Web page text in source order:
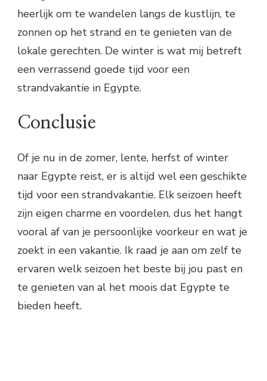
heerlijk om te wandelen langs de kustlijn, te
zonnen op het strand en te genieten van de
lokale gerechten. De winter is wat mij betreft
een verrassend goede tijd voor een
strandvakantie in Egypte.
Conclusie
Of je nu in de zomer, lente, herfst of winter
naar Egypte reist, er is altijd wel een geschikte
tijd voor een strandvakantie. Elk seizoen heeft
zijn eigen charme en voordelen, dus het hangt
vooral af van je persoonlijke voorkeur en wat je
zoekt in een vakantie. Ik raad je aan om zelf te
ervaren welk seizoen het beste bij jou past en
te genieten van al het moois dat Egypte te
bieden heeft.